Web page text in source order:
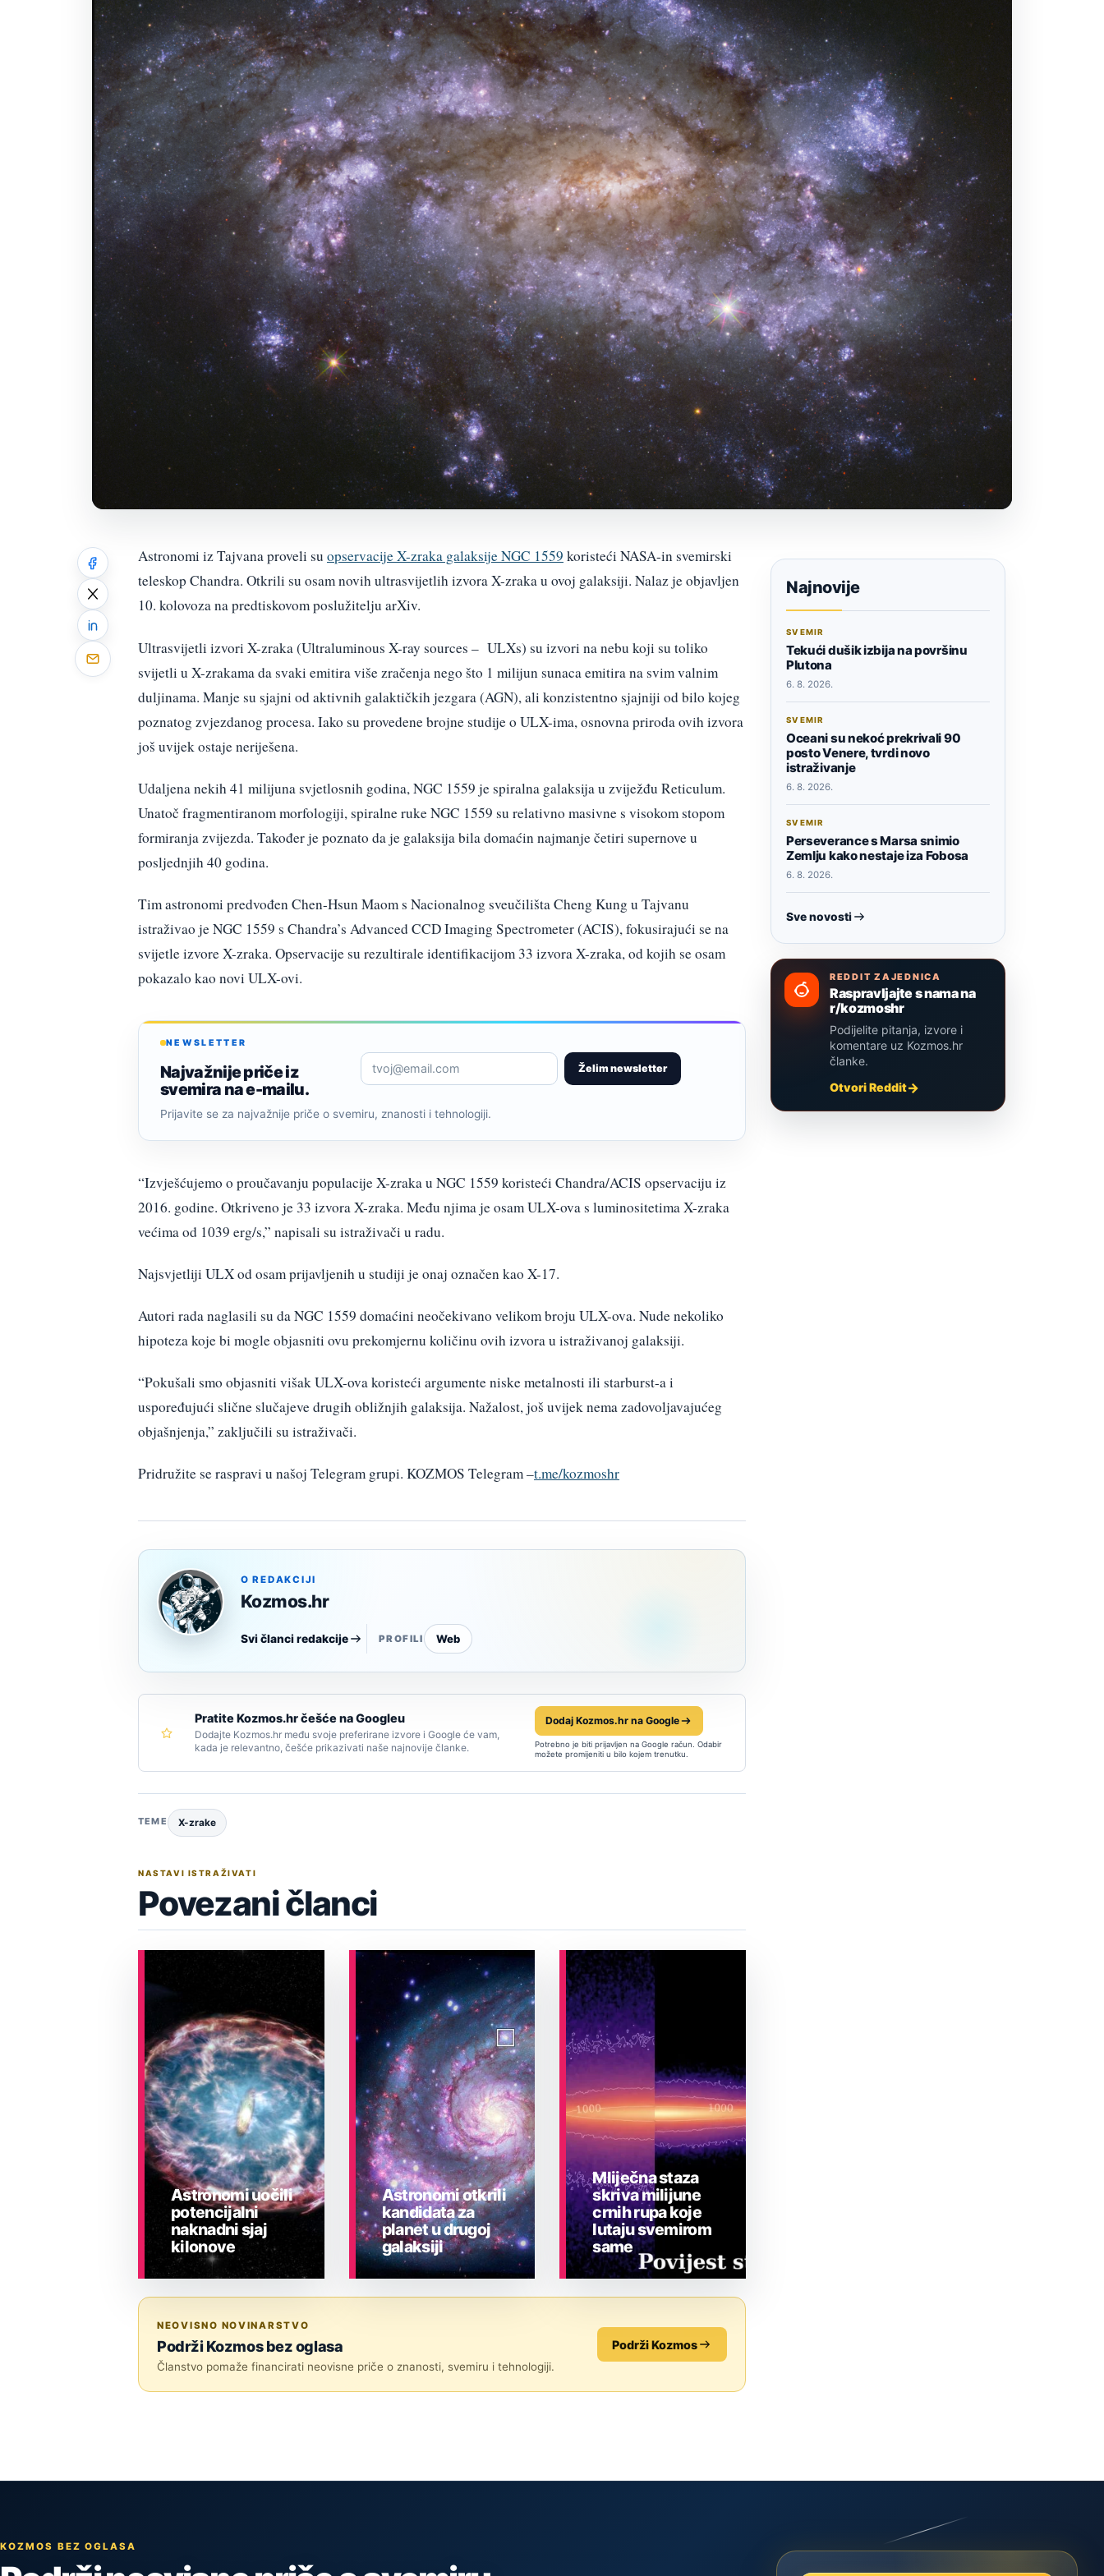
Astronomi iz Tajvana proveli su opservacije X-zraka galaksije NGC 1559 koristeći NASA-in svemirski
teleskop Chandra. Otkrili su osam novih ultrasvijetlih izvora X-zraka u ovoj galaksiji. Nalaz je objavljen
10. kolovoza na predtiskovom poslužitelju arXiv.
Ultrasvijetli izvori X-zraka (Ultraluminous X-ray sources – ULXs) su izvori na nebu koji su toliko
svijetli u X-zrakama da svaki emitira više zračenja nego što 1 milijun sunaca emitira na svim valnim
duljinama. Manje su sjajni od aktivnih galaktičkih jezgara (AGN), ali konzistentno sjajniji od bilo kojeg
poznatog zvjezdanog procesa. Iako su provedene brojne studije o ULX-ima, osnovna priroda ovih izvora
još uvijek ostaje neriješena.
Udaljena nekih 41 milijuna svjetlosnih godina, NGC 1559 je spiralna galaksija u zviježđu Reticulum.
Unatoč fragmentiranom morfologiji, spiralne ruke NGC 1559 su relativno masivne s visokom stopom
formiranja zvijezda. Također je poznato da je galaksija bila domaćin najmanje četiri supernove u
posljednjih 40 godina.
Tim astronomi predvođen Chen-Hsun Maom s Nacionalnog sveučilišta Cheng Kung u Tajvanu
istraživao je NGC 1559 s Chandra’s Advanced CCD Imaging Spectrometer (ACIS), fokusirajući se na
svijetle izvore X-zraka. Opservacije su rezultirale identifikacijom 33 izvora X-zraka, od kojih se osam
pokazalo kao novi ULX-ovi.
NEWSLETTER
Najvažnije priče iz
svemira na e-mailu.
Želim newsletter
Prijavite se za najvažnije priče o svemiru, znanosti i tehnologiji.
“Izvješćujemo o proučavanju populacije X-zraka u NGC 1559 koristeći Chandra/ACIS opservaciju iz
2016. godine. Otkriveno je 33 izvora X-zraka. Među njima je osam ULX-ova s luminositetima X-zraka
većima od 1039 erg/s,” napisali su istraživači u radu.
Najsvjetliji ULX od osam prijavljenih u studiji je onaj označen kao X-17.
Autori rada naglasili su da NGC 1559 domaćini neočekivano velikom broju ULX-ova. Nude nekoliko
hipoteza koje bi mogle objasniti ovu prekomjernu količinu ovih izvora u istraživanoj galaksiji.
“Pokušali smo objasniti višak ULX-ova koristeći argumente niske metalnosti ili starburst-a i
uspoređujući slične slučajeve drugih obližnjih galaksija. Nažalost, još uvijek nema zadovoljavajućeg
objašnjenja,” zaključili su istraživači.
Pridružite se raspravi u našoj Telegram grupi. KOZMOS Telegram –t.me/kozmoshr
O REDAKCIJI
Kozmos.hr
Svi članci redakcije PROFILI Web
Pratite Kozmos.hr češće na Googleu
Dodajte Kozmos.hr među svoje preferirane izvore i Google će vam,
kada je relevantno, češće prikazivati naše najnovije članke.
Dodaj Kozmos.hr na Google
Potrebno je biti prijavljen na Google račun. Odabir
možete promijeniti u bilo kojem trenutku.
TEME X-zrake
NASTAVI ISTRAŽIVATI
Povezani članci
Astronomi uočili
potencijalni
naknadni sjaj
kilonove
Astronomi otkrili
kandidata za
planet u drugoj
galaksiji
Mliječna staza
skriva milijune
crnih rupa koje
lutaju svemirom
same
NEOVISNO NOVINARSTVO
Podrži Kozmos bez oglasa
Članstvo pomaže financirati neovisne priče o znanosti, svemiru i tehnologiji.
Podrži Kozmos
Najnovije
SVEMIR
Tekući dušik izbija na površinu
Plutona
6. 8. 2026.
SVEMIR
Oceani su nekoć prekrivali 90
posto Venere, tvrdi novo
istraživanje
6. 8. 2026.
SVEMIR
Perseverance s Marsa snimio
Zemlju kako nestaje iza Fobosa
6. 8. 2026.
Sve novosti
REDDIT ZAJEDNICA
Raspravljajte s nama na
r/kozmoshr
Podijelite pitanja, izvore i
komentare uz Kozmos.hr
članke.
Otvori Reddit
KOZMOS BEZ OGLASA